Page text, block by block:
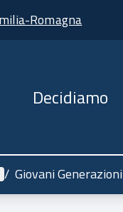
Romagna
Decidiamo
principale
/ Giovani Generazioni